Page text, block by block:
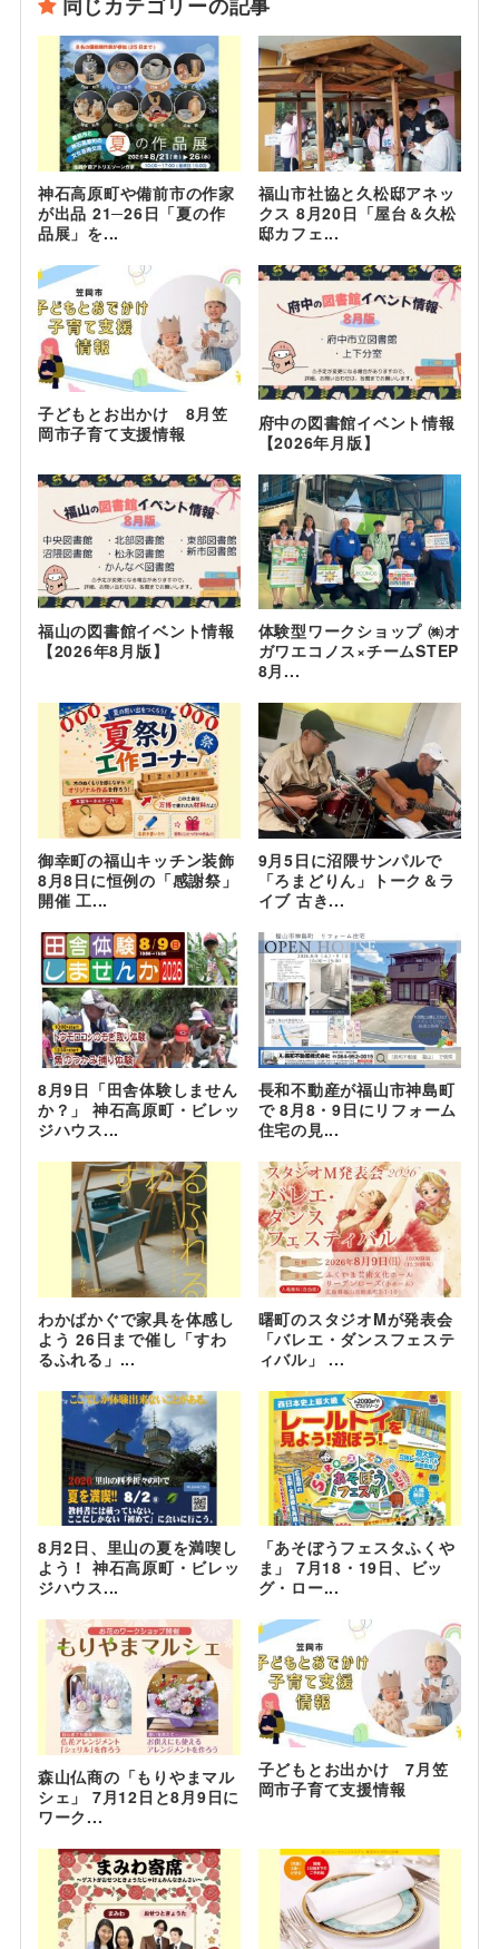
同じカテゴリーの記事
神石高原町や備前市の作家
が出品 21─26日「夏の作
品展」を...
福山市社協と久松邸アネッ
クス 8月20日「屋台＆久松
邸カフェ...
子どもとお出かけ 8月笠
岡市子育て支援情報
府中の図書館イベント情報
【2026年月版】
福山の図書館イベント情報
【2026年8月版】
体験型ワークショップ ㈱オ
ガワエコノス×チームSTEP
8月...
御幸町の福山キッチン装飾
8月8日に恒例の「感謝祭」
開催 工...
9月5日に沼隈サンパルで
「ろまどりん」トーク＆ラ
イブ 古き...
8月9日「田舎体験しません
か？」 神石高原町・ビレッ
ジハウス...
長和不動産が福山市神島町
で 8月8・9日にリフォーム
住宅の見...
わかばかぐで家具を体感し
よう 26日まで催し「すわ
るふれる」...
曙町のスタジオMが発表会
「バレエ・ダンスフェステ
ィバル」 ...
8月2日、里山の夏を満喫し
よう！ 神石高原町・ビレッ
ジハウス...
「あそぼうフェスタふくや
ま」 7月18・19日、ビッ
グ・ロー...
森山仏商の「もりやまマル
シェ」 7月12日と8月9日に
ワーク...
子どもとお出かけ 7月笠
岡市子育て支援情報